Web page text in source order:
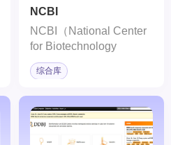
NCBI
NCBI（National Center
for Biotechnology
Information）是美国国立
卫生研究院（NIH）下属
心，专注于生物医学信息
的集成、分析和传播。
NCBI提供的数据库和服
综合库